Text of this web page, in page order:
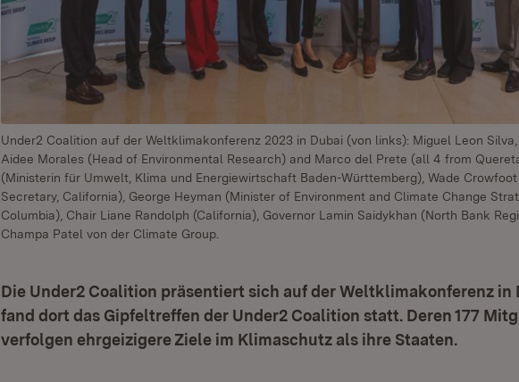
Under2 Coalition auf der Weltklimakonferenz 2023 in Dubai (von links): Miguel Leon Silva,
Aidee Morales (Head of Environmental Research) and Marco del Prete (all 4 from
(Ministerin für Umwelt, Klima und Energiewirtschaft Baden-Württemberg), Wade
Secretary, California), George Heyman (Minister of Environment and Climate Change
Columbia), Chair Liane Randolph (California), Governor Lamin Saidykhan (North Bank
Champa Patel von der Climate Group.
Die Under2 Coalition präsentiert sich auf der Weltklimakonferenz in
fand dort das Gipfeltreffen der Under2 Coalition statt. Deren 177
verfolgen ehrgeizigere Ziele im Klimaschutz als ihre Staaten.